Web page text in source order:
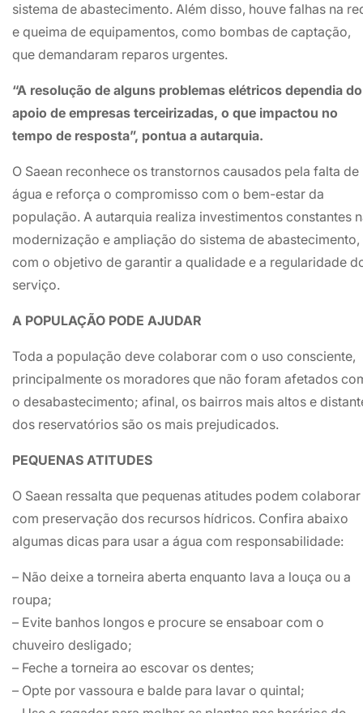
sistema de abastecimento. Além disso, houve falhas na
e queima de equipamentos, como bombas de captação,
que demandaram reparos urgentes.
“A resolução de alguns problemas elétricos dependia do
apoio de empresas terceirizadas, o que impactou no
tempo de resposta”, pontua a autarquia.
O Saean reconhece os transtornos causados pela falta de
água e reforça o compromisso com o bem-estar da
população. A autarquia realiza investimentos constantes
modernização e ampliação do sistema de abastecimento,
com o objetivo de garantir a qualidade e a regularidade
serviço.
A POPULAÇÃO PODE AJUDAR
Toda a população deve colaborar com o uso consciente,
principalmente os moradores que não foram afetados
o desabastecimento; afinal, os bairros mais altos e
dos reservatórios são os mais prejudicados.
PEQUENAS ATITUDES
O Saean ressalta que pequenas atitudes podem colaborar
com preservação dos recursos hídricos. Confira abaixo
algumas dicas para usar a água com responsabilidade:
– Não deixe a torneira aberta enquanto lava a louça ou a
roupa;
– Evite banhos longos e procure se ensaboar com o
chuveiro desligado;
– Feche a torneira ao escovar os dentes;
– Opte por vassoura e balde para lavar o quintal;